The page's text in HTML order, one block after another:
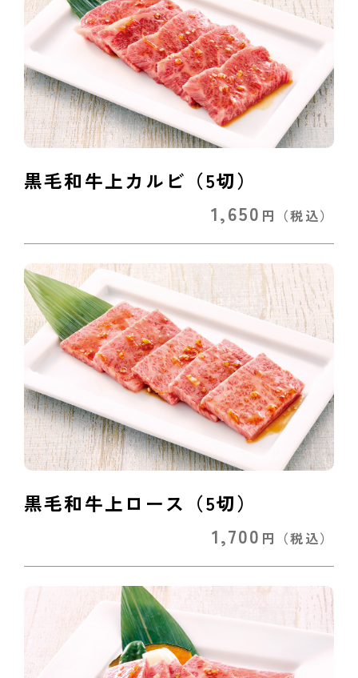
黒毛和牛上カルビ（5切）
1,650 円 （税込）
黒毛和牛上ロース（5切）
1,700 円 （税込）